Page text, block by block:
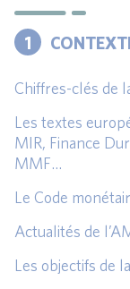
1
Chiffres-clés de
Les textes
MIR, Finance
MMF…
Le Code
Actualités de
Les objectifs de